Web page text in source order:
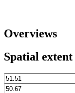
Overviews
Spatial extent